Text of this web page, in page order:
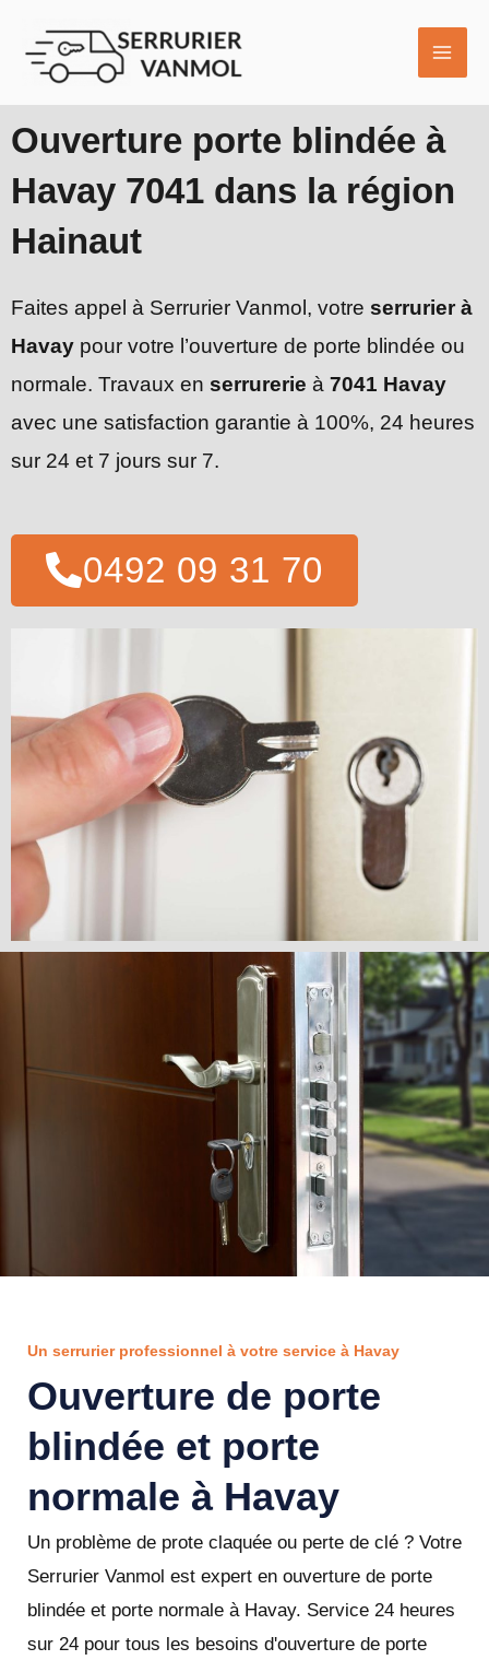
contenu
Ouverture porte blindée à
Havay 7041 dans la région
Hainaut
Faites appel à Serrurier Vanmol, votre serrurier à
Havay pour votre l’ouverture de porte blindée ou
normale. Travaux en serrurerie à 7041 Havay
avec une satisfaction garantie à 100%, 24 heures
sur 24 et 7 jours sur 7.
0492 09 31 70
Un serrurier professionnel à votre service à Havay
Ouverture de porte
blindée et porte
normale à Havay
Un problème de prote claquée ou perte de clé ? Votre
Serrurier Vanmol est expert en ouverture de porte
blindée et porte normale à Havay. Service 24 heures
sur 24 pour tous les besoins d'ouverture de porte